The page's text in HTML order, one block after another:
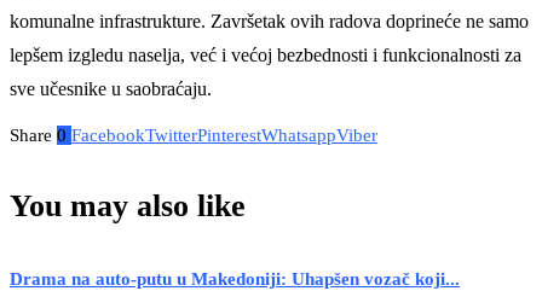
komunalne infrastrukture. Završetak ovih radova doprineće ne samo
lepšem izgledu naselja, već i većoj bezbednosti i funkcionalnosti za
sve učesnike u saobraćaju.
Share 0 FacebookTwitterPinterestWhatsappViber
You may also like
Drama na auto-putu u Makedoniji: Uhapšen vozač koji...